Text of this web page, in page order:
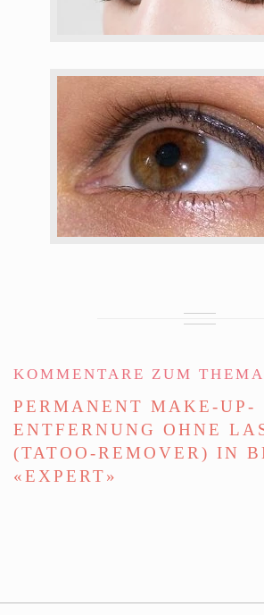
KOMMENTARE ZUM
PERMANENT MAKE-UP-
ENTFERNUNG OHNE
(TATOO-REMOVER) IN
«EXPERT»